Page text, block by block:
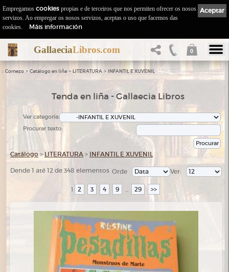
GallaeciaLibros.com 0
:: Comezo > Catálogo en liña > LITERATURA > INFANTIL E XUVENIL
Tenda en liña - Gallaecia Libros
Ver categoría:
Procurar texto:
Catálogo >LITERATURA > INFANTIL E XUVENIL
Dende 1 até 12 de 348 elementos Ver:
Orde
1 2 3 4 9 ... 29 >>
Aceptar
Empregamos cookies propias e de terceiros que nos permiten ofrecer os nosos
servizos. Ao empregar os nosos servizos, aceptas o uso que facemos das
cookies.
Máis información